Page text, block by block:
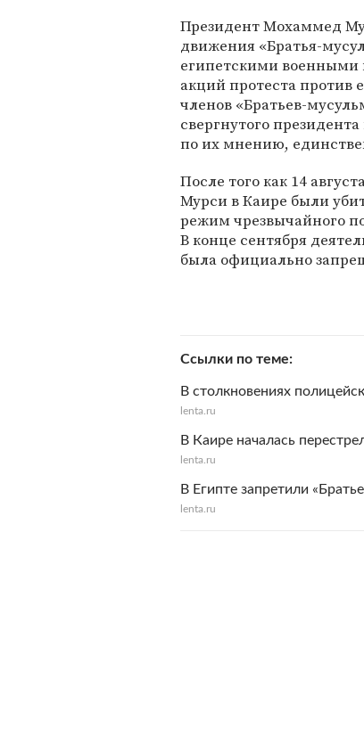
Президент Мохаммед
движения «Братья-
египетскими военными
акций протеста против
членов «Братьев-
свергнутого
по их мнению,
После того как 14
Мурси в Каире были
режим чрезвычайного
В конце сентября
была официально
Ссылки по теме
В столкновениях
lenta.ru
В Каире началась
lenta.ru
В Египте запретили
lenta.ru